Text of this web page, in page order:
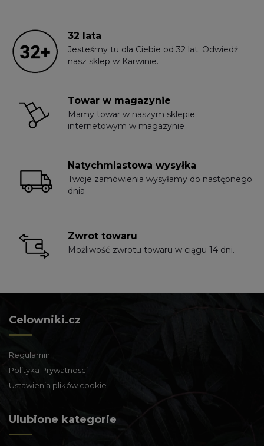
32 lata
Jesteśmy tu dla Ciebie od 32 lat. Odwiedź
nasz sklep w Karwinie.
Towar w magazynie
Mamy towar w naszym sklepie
internetowym w magazynie
Natychmiastowa wysyłka
Twoje zamówienia wysyłamy do następnego
dnia
Zwrot towaru
Możliwość zwrotu towaru w ciągu 14 dni.
Celowniki.cz
Regulamin
Polityka Prywatnosci
Ustawienia plików cookie
Ulubione kategorie